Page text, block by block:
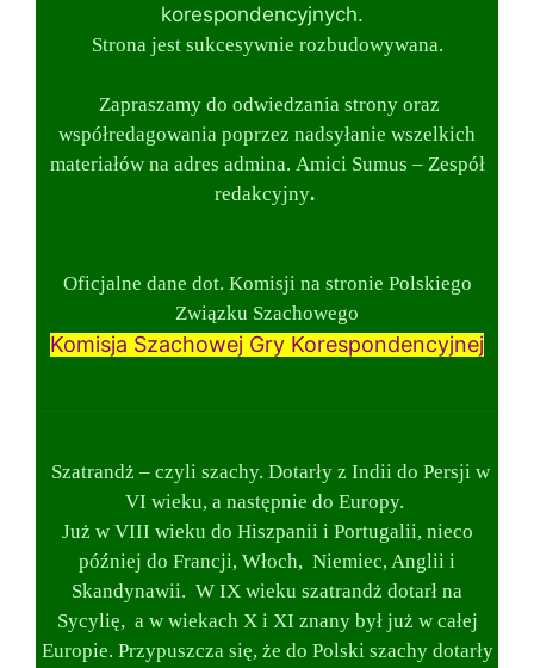
korespondencyjnych.
Strona jest sukcesywnie rozbudowywana.
Zapraszamy do odwiedzania strony oraz
współredagowania poprzez nadsyłanie wszelkich
materiałów na adres admina. Amici Sumus – Zespół
redakcyjny.
Oficjalne dane dot. Komisji na stronie Polskiego
Związku Szachowego
Komisja Szachowej Gry Korespondencyjnej
Szatrandż – czyli szachy. Dotarły z Indii do Persji w
VI wieku, a następnie do Europy.
Już w VIII wieku do Hiszpanii i Portugalii, nieco
później do Francji, Włoch, Niemiec, Anglii i
Skandynawii. W IX wieku szatrandż dotarł na
Sycylię, a w wiekach X i XI znany był już w całej
Europie. Przypuszcza się, że do Polski szachy dotarły